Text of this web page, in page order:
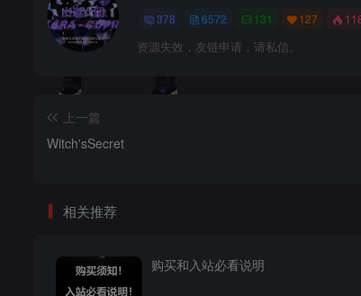
378 6572 131 127
资源失效，友链申请，请私信。
上一篇
Witch'sSecret
相关推荐
购买和入站必看说明